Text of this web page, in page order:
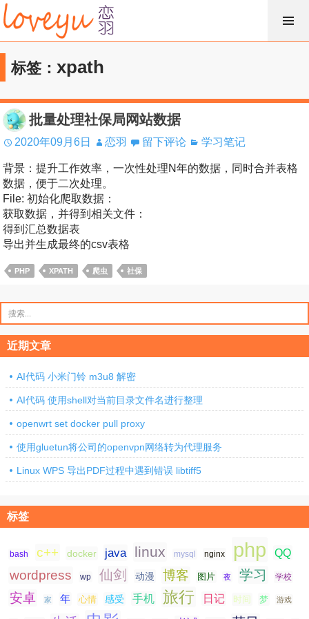
跳
过
内
容标签： xpath
批量处理社保局网站数据
2020年09月6日 恋羽 留下评论 学习笔记
背景：提升工作效率，一次性处理N年的数据，同时合并表格
数据，便于二次处理。
File: 初始化爬取数据：
获取数据，并得到相关文件：
得到汇总数据表
导出并生成最终的csv表格
PHP XPATH 爬虫 社保
索：
近期文章
AI代码 小米门铃 m3u8 解密
AI代码 使用shell对当前目录文件名进行整理
openwrt set docker pull proxy
使用gluetun将公司的openvpn网络转为代理服务
Linux WPS 导出PDF过程中遇到错误 libtiff5
标签
bash c++ docker java linux mysql nginx php QQ
wordpress wp 仙剑 动漫 博客 图片 夜 学习 学校
安卓 家 年 心情 感受 手机 旅行 日记 时间 梦 游戏